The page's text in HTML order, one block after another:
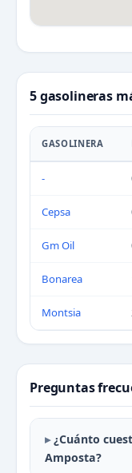
5 gasolineras
GASOLINERA
-
Cepsa
Gm Oil
Bonarea
Montsia
Preguntas
¿Cuánto
Amposta?